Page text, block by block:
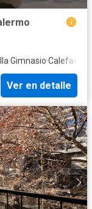
·Gimnasio·
Ver en detalle